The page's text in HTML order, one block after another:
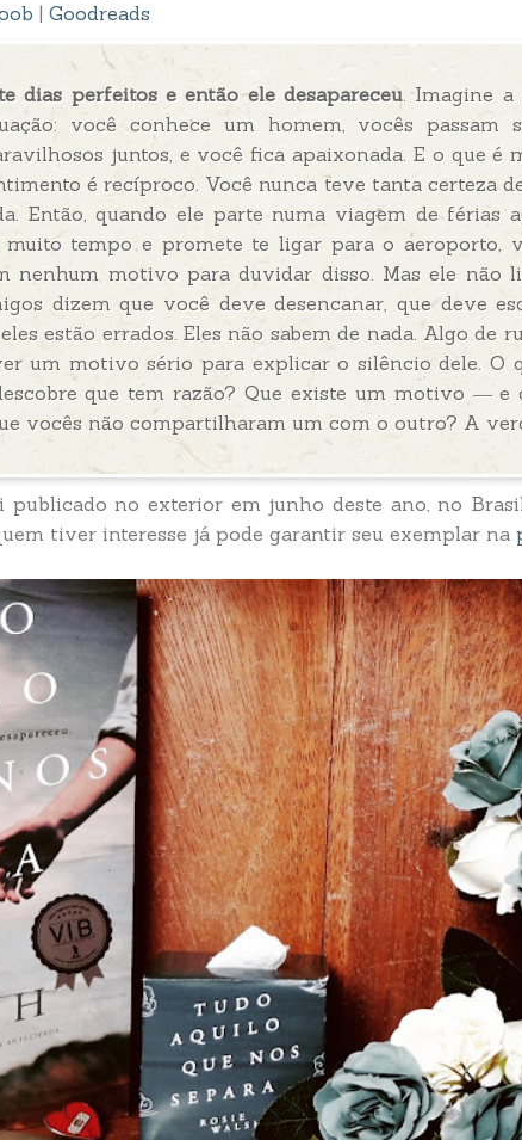
| Goodreads
dias perfeitos e então ele desapareceu. Imagine a
você conhece um homem, vocês passam
juntos, e você fica apaixonada. E o que é
é recíproco. Você nunca teve tanta certeza
Então, quando ele parte numa viagem de férias
muito tempo e promete te ligar para o aeroporto,
nenhum motivo para duvidar disso. Mas ele não
dizem que você deve desencanar, que deve
estão errados. Eles não sabem de nada. Algo de
um motivo sério para explicar o silêncio dele. O
que tem razão? Que existe um motivo ― e
vocês não compartilharam um com o outro? A
no exterior em junho deste ano, no
tiver interesse já pode garantir seu exemplar na